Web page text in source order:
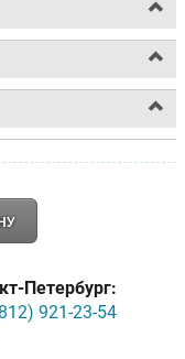
Петербург:
921-23-54